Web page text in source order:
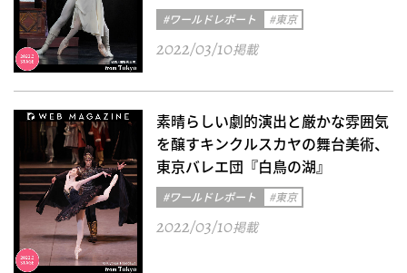
#ワールドレポート #東京
2022/03/10掲載
素晴らしい劇的演出と厳かな雰囲気
を醸すキンクルスカヤの舞台美術、
東京バレエ団『白鳥の湖』
#ワールドレポート #東京
2022/03/10掲載